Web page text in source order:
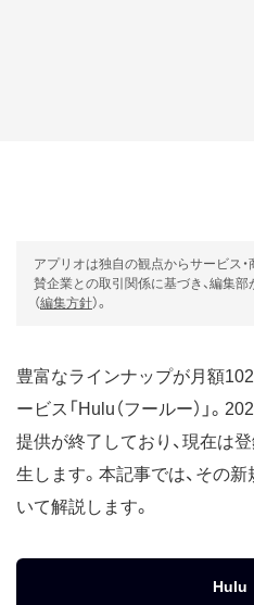
アプリオは独自の観点からサービス
賛企業との取引関係に基づき、編集
（編集方針）。
豊富なラインナップが月額
ービス「Hulu（フールー）」。
提供が終了しており、現在は
生します。本記事では、その
いて解説します。
Hulu